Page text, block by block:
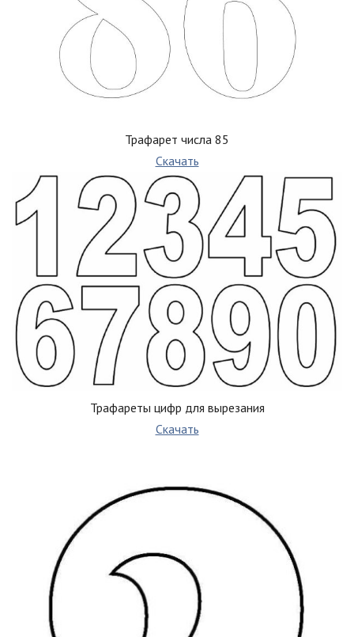
Трафарет числа 85
Скачать
Трафареты цифр для вырезания
Скачать